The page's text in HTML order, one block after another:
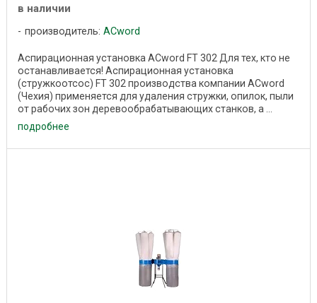
в наличии
производитель: ACword
Аспирационная установка ACword FT 302 Для тех, кто не
останавливается! Аспирационная установка
(стружкоотсос) FT 302 производства компании ACword
(Чехия) применяется для удаления стружки, опилок, пыли
от рабочих зон деревообрабатывающих станков, а ...
подробнее